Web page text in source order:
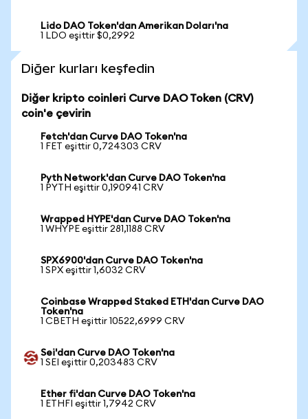
Lido DAO Token'dan Amerikan Doları'na
1 LDO eşittir $0,2992
Diğer kurları keşfedin
Diğer kripto coinleri Curve DAO Token (CRV)
coin'e çevirin
Fetch'dan Curve DAO Token'na
1 FET eşittir 0,724303 CRV
Pyth Network'dan Curve DAO Token'na
1 PYTH eşittir 0,190941 CRV
Wrapped HYPE'dan Curve DAO Token'na
1 WHYPE eşittir 281,1188 CRV
SPX6900'dan Curve DAO Token'na
1 SPX eşittir 1,6032 CRV
Coinbase Wrapped Staked ETH'dan Curve DAO
Token'na
1 CBETH eşittir 10522,6999 CRV
Sei'dan Curve DAO Token'na
1 SEI eşittir 0,203483 CRV
Ether fi'dan Curve DAO Token'na
1 ETHFI eşittir 1,7942 CRV